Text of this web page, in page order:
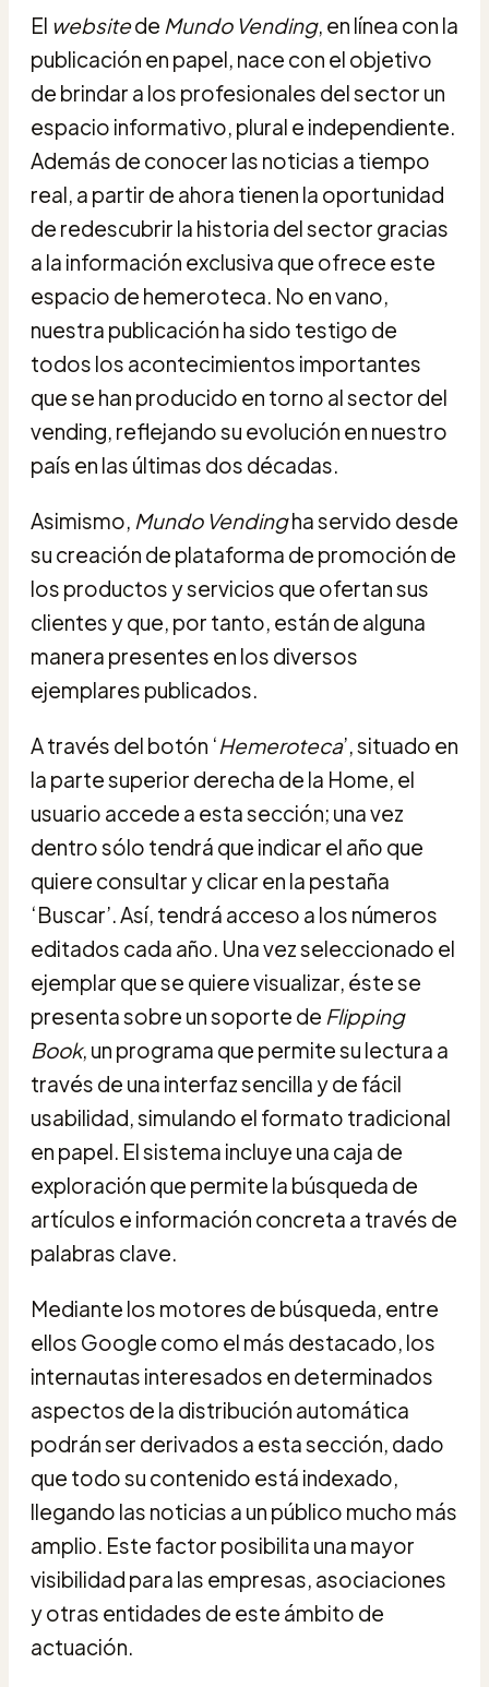
El websitede Mundo Vending, en línea con la
publicación en papel, nace con el objetivo
de brindar a los profesionales del sector un
espacio informativo, plural e independiente.
Además de conocer las noticias a tiempo
real, a partir de ahora tienen la oportunidad
de redescubrir la historia del sector gracias
a la información exclusiva que ofrece este
espacio de hemeroteca. No en vano,
nuestra publicación ha sido testigo de
todos los acontecimientos importantes
que se han producido en torno al sector del
vending, reflejando su evolución en nuestro
país en las últimas dos décadas.
Asimismo, Mundo Vendingha servido desde
su creación de plataforma de promoción de
los productos y servicios que ofertan sus
clientes y que, por tanto, están de alguna
manera presentes en los diversos
ejemplares publicados.
A través del botón ‘Hemeroteca’, situado en
la parte superior derecha de la Home, el
usuario accede a esta sección; una vez
dentro sólo tendrá que indicar el año que
quiere consultar y clicar en la pestaña
‘Buscar’. Así, tendrá acceso a los números
editados cada año. Una vez seleccionado el
ejemplar que se quiere visualizar, éste se
presenta sobre un soporte de Flipping
Book, un programa que permite su lectura a
través de una interfaz sencilla y de fácil
usabilidad, simulando el formato tradicional
en papel. El sistema incluye una caja de
exploración que permite la búsqueda de
artículos e información concreta a través de
palabras clave.
Mediante los motores de búsqueda, entre
ellos Google como el más destacado, los
internautas interesados en determinados
aspectos de la distribución automática
podrán ser derivados a esta sección, dado
que todo su contenido está indexado,
llegando las noticias a un público mucho más
amplio. Este factor posibilita una mayor
visibilidad para las empresas, asociaciones
y otras entidades de este ámbito de
actuación.